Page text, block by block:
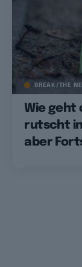
BREAK/THE
Wie geht
rutscht
aber